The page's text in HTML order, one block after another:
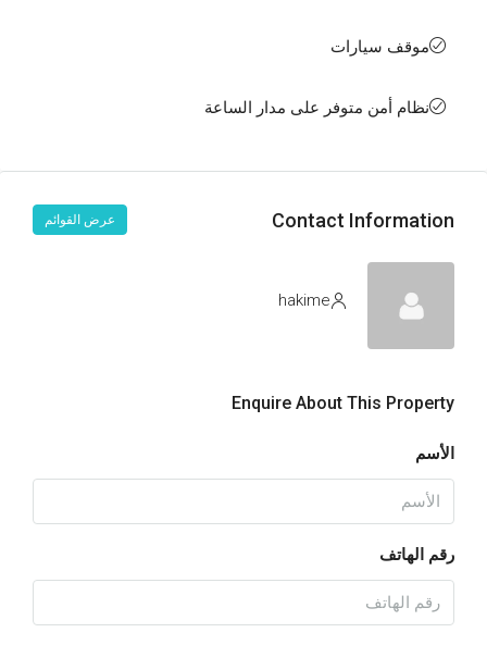
موقف سيارات
نظام أمن متوفر على مدار الساعة
Contact Information عرض القوائم
hakime
Enquire About This Property
الأسم
رقم الهاتف